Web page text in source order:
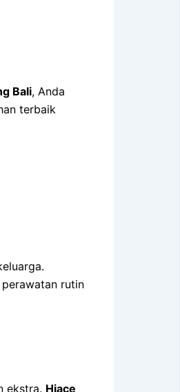
Bali, Anda
terbaik
rutin
ekstra. Hiace